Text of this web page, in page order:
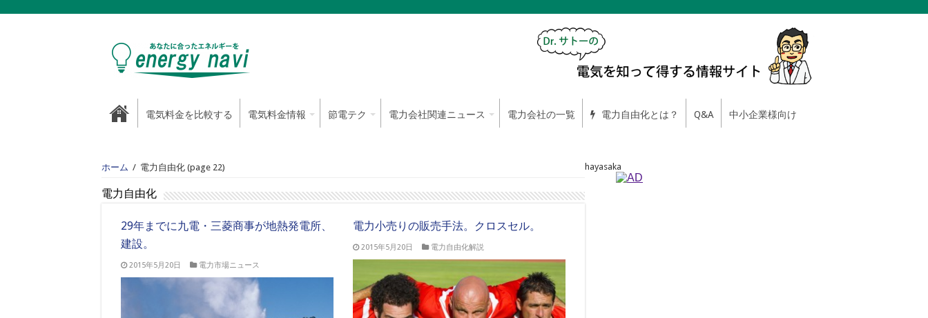
電気料金を比較する 電気料金情報 節電テク 電力会社関連ニュース 電力会社の一覧 電力自由化とは？ Q&A 中小企業様向け
ホーム / 電力自由化 (page 22)
電力自由化
29年までに九電・三菱商事が地熱発電所、
建設。
2015年5月20日 電力市場ニュース
電力小売りの販売手法。クロスセル。
2015年5月20日 電力自由化解説
hayasaka